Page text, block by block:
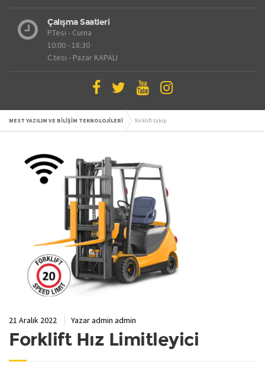
Çalışma Saatleri
P.Tesi - Cuma
10:00 - 18:30
C.tesi - Pazar KAPALI
MEST YAZILIM VE BİLİŞİM TEKNOLOJİLERİ forklift takip
21 Aralık 2022 Yazaradmin admin
Forklift Hız Limitleyici